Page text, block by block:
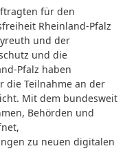
für den
Rheinland-Pfalz
und der
und die
Pfalz haben
die Teilnahme an der
Mit dem bundesweit
Behörden und
zu neuen digitalen